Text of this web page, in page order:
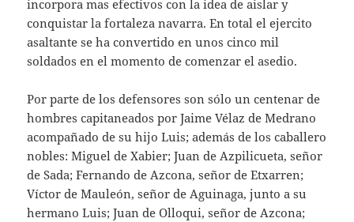
incorpora mas efectivos con la idea de aislar y
conquistar la fortaleza navarra. En total el ejercito
asaltante se ha convertido en unos cinco mil
soldados en el momento de comenzar el asedio.
Por parte de los defensores son sólo un centenar de
hombres capitaneados por Jaime Vélaz de Medrano
acompañado de su hijo Luis; además de los caballero
nobles: Miguel de Xabier; Juan de Azpilicueta, señor
de Sada; Fernando de Azcona, señor de Etxarren;
Víctor de Mauleón, señor de Aguinaga, junto a su
hermano Luis; Juan de Olloqui, señor de Azcona;